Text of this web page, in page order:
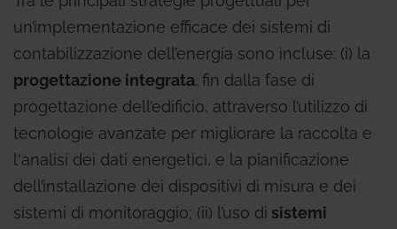
un’implementazione efficace dei sistemi di
contabilizzazione dell’energia sono incluse: (i) la
progettazione integrata, fin dalla fase di
progettazione dell’edificio, attraverso l’utilizzo di
tecnologie avanzate per migliorare la raccolta e
l'analisi dei dati energetici, e la pianificazione
dell’installazione dei dispositivi di misura e dei
sistemi di monitoraggio; (ii) l’uso di sistemi